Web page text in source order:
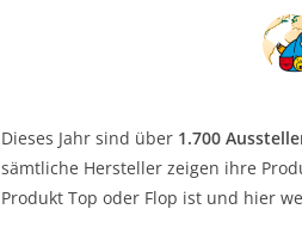
Dieses Jahr sind über 1.700
sämtliche Hersteller zeigen ihre
Produkt Top oder Flop ist und hier